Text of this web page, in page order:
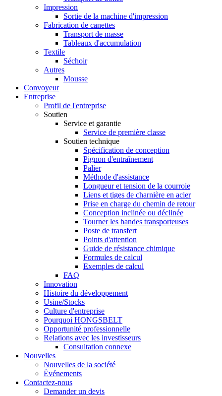
Impression
Sortie de la machine d'impression
Fabrication de canettes
Transport de masse
Tableaux d'accumulation
Textile
Séchoir
Autres
Mousse
Convoyeur
Entreprise
Profil de l'entreprise
Soutien
Service et garantie
Service de première classe
Soutien technique
Spécification de conception
Pignon d'entraînement
Palier
Méthode d'assistance
Longueur et tension de la courroie
Liens et tiges de charnière en acier
Prise en charge du chemin de retour
Conception inclinée ou déclinée
Tourner les bandes transporteuses
Poste de transfert
Points d'attention
Guide de résistance chimique
Formules de calcul
Exemples de calcul
FAQ
Innovation
Histoire du développement
Usine/Stocks
Culture d'entreprise
Pourquoi HONGSBELT
Opportunité professionnelle
Relations avec les investisseurs
Consultation connexe
Nouvelles
Nouvelles de la société
Événements
Contactez-nous
Demander un devis